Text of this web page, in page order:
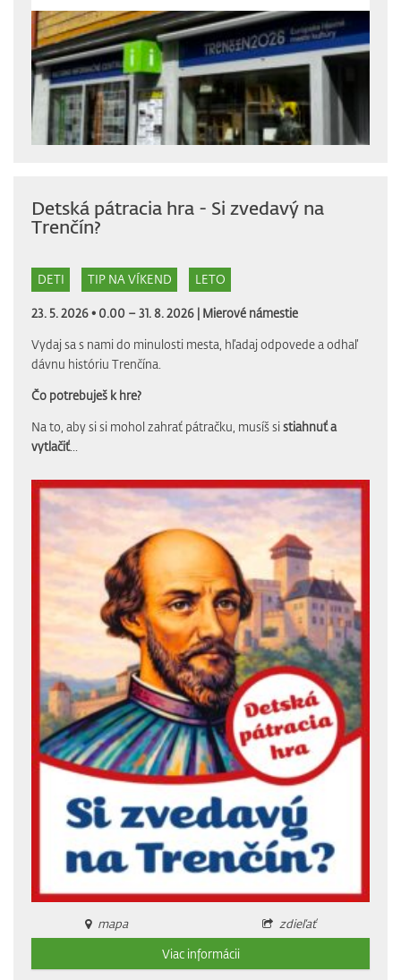
Detská pátracia hra - Si zvedavý na
Trenčín?
DETI TIP NA VÍKEND LETO
23. 5. 2026 • 0.00 – 31. 8. 2026 | Mierové námestie
Vydaj sa s nami do minulosti mesta, hľadaj odpovede a odhaľ
dávnu históriu Trenčína.
Čo potrebuješ k hre?
Na to, aby si si mohol zahrať pátračku, musíš sistiahnuť a
vytlačiť...
mapa
zdieľať
Viac informácii